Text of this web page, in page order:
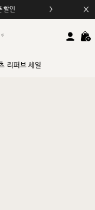
리퍼브 세일